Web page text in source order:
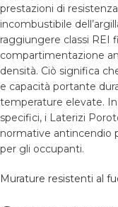
prestazioni di
incombustibile
raggiungere classi REI
compartimentazione
densità. Ciò significa
e capacità portante
temperature elevate.
specifici, i Laterizi
normative antincendio
per gli occupanti.
Murature resistenti al